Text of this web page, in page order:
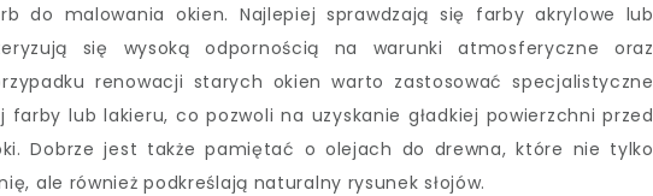
do malowania okien. Najlepiej sprawdzają się farby akrylowe lub
się wysoką odpornością na warunki atmosferyczne oraz
renowacji starych okien warto zastosować specjalistyczne
farby lub lakieru, co pozwoli na uzyskanie gładkiej powierzchni przed
Dobrze jest także pamiętać o olejach do drewna, które nie tylko
ale również podkreślają naturalny rysunek słojów.